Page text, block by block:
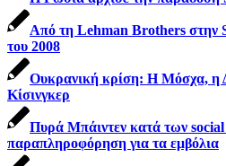
Από τη Lehman Brothers στην
του 2008
Ουκρανική κρίση: Η Μόσχα, η
Κίσινγκερ
Πυρά Μπάιντεν κατά των social
παραπληροφόρηση για τα εμβόλια